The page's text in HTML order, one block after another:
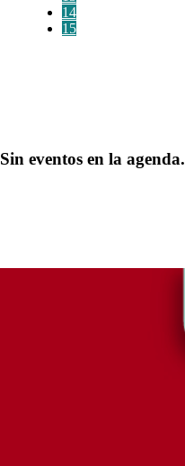
14
15
Sin eventos en la agenda.